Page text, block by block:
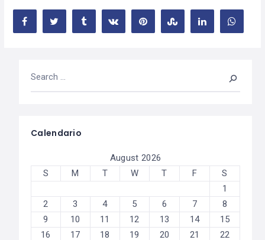
Calendario
August 2026
S
M T W T F
S
1
2
3 4 5 6 7
8
9
10 11 12 13 14
15
16
17 18 19 20 21
22